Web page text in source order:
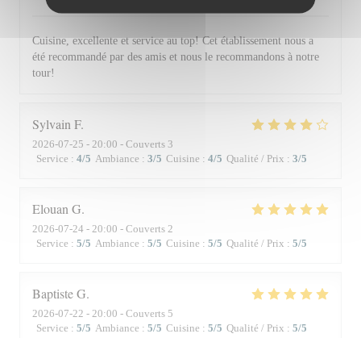
Cuisine, excellente et service au top! Cet établissement nous a
été recommandé par des amis et nous le recommandons à notre
tour!
Sylvain F
2026-07-25 - 20:00 - Couverts 3
Service : 4/5 Ambiance : 3/5 Cuisine : 4/5 Qualité / Prix : 3/5
Elouan G
2026-07-24 - 20:00 - Couverts 2
Service : 5/5 Ambiance : 5/5 Cuisine : 5/5 Qualité / Prix : 5/5
BaptisteG
2026-07-22 - 20:00 - Couverts 5
Service : 5/5 Ambiance : 5/5 Cuisine : 5/5 Qualité / Prix : 5/5